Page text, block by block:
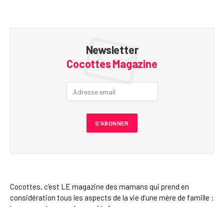
Newsletter
Cocottes Magazine
Cocottes, c’est LE magazine des mamans qui prend en
considération tous les aspects de la vie d’une mère de famille :